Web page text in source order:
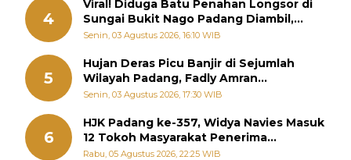
4
Viral! Diduga Batu Penahan Longsor di
Sungai Bukit Nago Padang Diambil,
Warga Khawatir Bencana Terulang
Senin, 03 Agustus 2026, 16:10 WIB
5
Hujan Deras Picu Banjir di Sejumlah
Wilayah Padang, Fadly Amran
Perintahkan OPD Siaga
Senin, 03 Agustus 2026, 17:30 WIB
6
HJK Padang ke-357, Widya Navies Masuk
12 Tokoh Masyarakat Penerima
Penghargaan Pemko Padang
Rabu, 05 Agustus 2026, 22:25 WIB